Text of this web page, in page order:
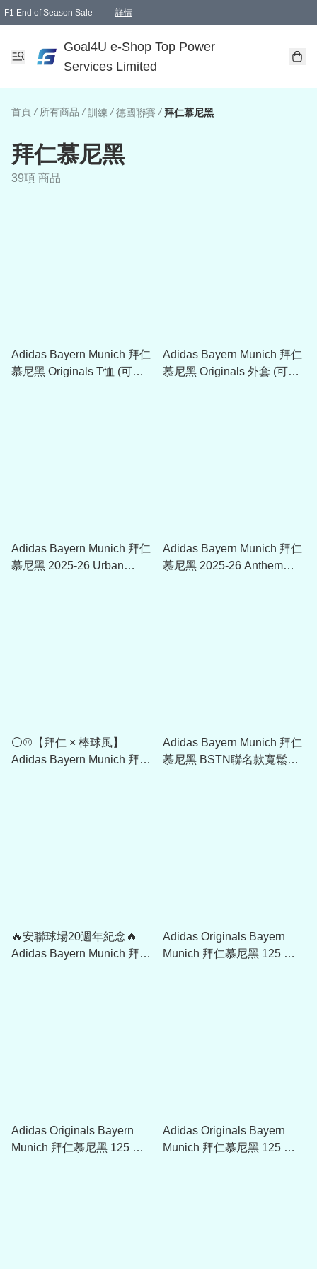
F1 End of Season Sale 詳情
Goal4U e-Shop Top Power
Services Limited
首頁 / 所有商品 / 訓練 / 德國聯賽 / 拜仁慕尼黑
拜仁慕尼黑
39項 商品
Adidas Bayern Munich 拜仁
慕尼黑 Originals T恤 (可加
Adidas Bayern Munich 拜仁
慕尼黑 Originals 外套 (可加
Adidas Bayern Munich 拜仁
慕尼黑 2025-26 Urban
Adidas Bayern Munich 拜仁
慕尼黑 2025-26 Anthem
⚪⚾【拜仁 × 棒球風】
Adidas Bayern Munich 拜仁
Adidas Bayern Munich 拜仁
慕尼黑 BSTN聯名款寬鬆外
🔥安聯球場20週年紀念🔥
Adidas Bayern Munich 拜仁
Adidas Originals Bayern
Munich 拜仁慕尼黑 125 週
Adidas Originals Bayern
Munich 拜仁慕尼黑 125 週
Adidas Originals Bayern
Munich 拜仁慕尼黑 125 週